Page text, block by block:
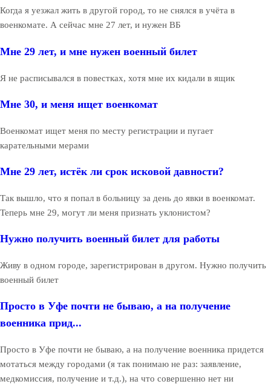
Когда я уезжал жить в другой город, то не снялся в учёта в
военкомате. А сейчас мне 27 лет, и нужен ВБ
Мне 29 лет, и мне нужен военный билет
Я не расписывался в повестках, хотя мне их кидали в ящик
Мне 30, и меня ищет военкомат
Военкомат ищет меня по месту регистрации и пугает
карательными мерами
Мне 29 лет, истёк ли срок исковой давности?
Так вышло, что я попал в больницу за день до явки в военкомат.
Теперь мне 29, могут ли меня признать уклонистом?
Нужно получить военный билет для работы
Живу в одном городе, зарегистрирован в другом. Нужно получить
военный билет
Просто в Уфе почти не бываю, а на получение
военника прид...
Просто в Уфе почти не бываю, а на получение военника придется
мотаться между городами (я так понимаю не раз: заявление,
медкомиссия, получение и т.д.), на что совершенно нет ни